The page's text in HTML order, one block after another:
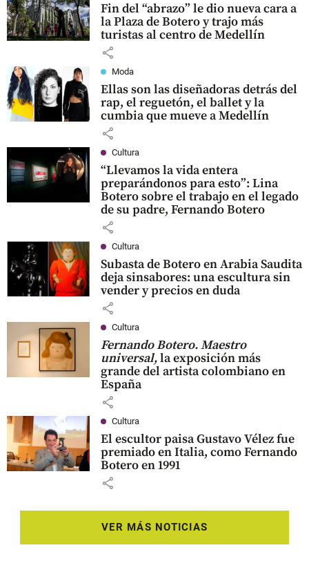
Fin del “abrazo” le dio nueva cara a
la Plaza de Botero y trajo más
turistas al centro de Medellín
share
Moda
Ellas son las diseñadoras detrás del
rap, el reguetón, el ballet y la
cumbia que mueve a Medellín
share
Cultura
“Llevamos la vida entera
preparándonos para esto”: Lina
Botero sobre el trabajo en el legado
de su padre, Fernando Botero
share
Cultura
Subasta de Botero en Arabia Saudita
deja sinsabores: una escultura sin
vender y precios en duda
share
Cultura
Fernando Botero. Maestro
universal,la exposición más
grande del artista colombiano en
España
share
Cultura
El escultor paisa Gustavo Vélez fue
premiado en Italia, como Fernando
Botero en 1991
share
VER MÁS NOTICIAS